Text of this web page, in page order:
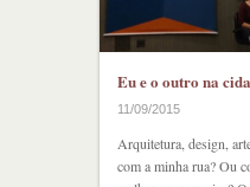
Eu e o outro na
11/09/2015
Arquitetura, design,
com a minha rua? Ou